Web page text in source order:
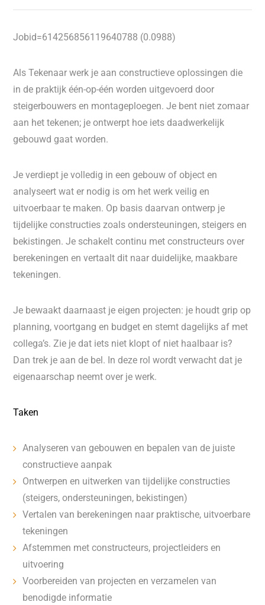
Jobid=614256856119640788 (0.0988)
Als Tekenaar werk je aan constructieve oplossingen die
in de praktijk één-op-één worden uitgevoerd door
steigerbouwers en montageploegen. Je bent niet zomaar
aan het tekenen; je ontwerpt hoe iets daadwerkelijk
gebouwd gaat worden.
Je verdiept je volledig in een gebouw of object en
analyseert wat er nodig is om het werk veilig en
uitvoerbaar te maken. Op basis daarvan ontwerp je
tijdelijke constructies zoals ondersteuningen, steigers en
bekistingen. Je schakelt continu met constructeurs over
berekeningen en vertaalt dit naar duidelijke, maakbare
tekeningen.
Je bewaakt daarnaast je eigen projecten: je houdt grip op
planning, voortgang en budget en stemt dagelijks af met
collega’s. Zie je dat iets niet klopt of niet haalbaar is?
Dan trek je aan de bel. In deze rol wordt verwacht dat je
eigenaarschap neemt over je werk.
Taken
Analyseren van gebouwen en bepalen van de juiste
constructieve aanpak
Ontwerpen en uitwerken van tijdelijke constructies
(steigers, ondersteuningen, bekistingen)
Vertalen van berekeningen naar praktische, uitvoerbare
tekeningen
Afstemmen met constructeurs, projectleiders en
uitvoering
Voorbereiden van projecten en verzamelen van
benodigde informatie